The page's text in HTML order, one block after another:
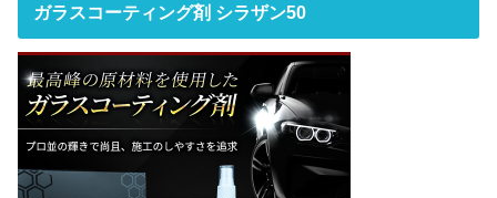
ガラスコーティング剤 シラザン50